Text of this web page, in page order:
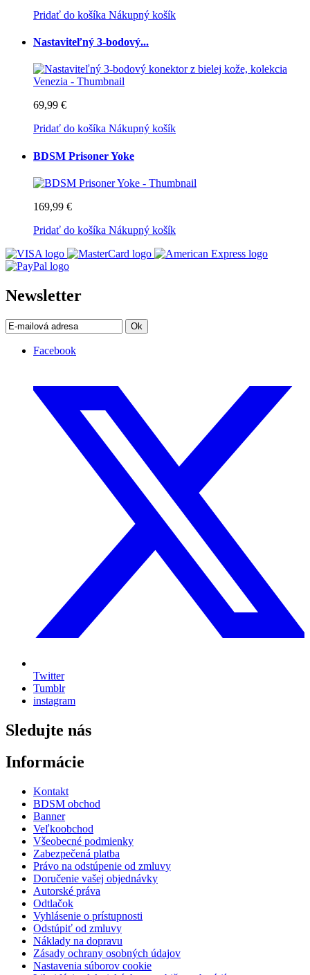
Pridať do košíka Nákupný košík
Nastaviteľný 3-bodový...
69,99 €
Pridať do košíka Nákupný košík
BDSM Prisoner Yoke
169,99 €
Pridať do košíka Nákupný košík
Newsletter
Ok
Facebook
Twitter
Tumblr
instagram
Sledujte nás
Informácie
Kontakt
BDSM obchod
Banner
Veľkoobchod
Všeobecné podmienky
Zabezpečená platba
Právo na odstúpenie od zmluvy
Doručenie vašej objednávky
Autorské práva
Odtlačok
Vyhlásenie o prístupnosti
Odstúpiť od zmluvy
Náklady na dopravu
Zásady ochrany osobných údajov
Nastavenia súborov cookie